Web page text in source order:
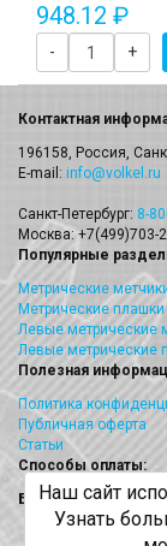
948.12 ₽
- +
Контактная
196158, Россия,
E-mail: info@volkel.ru
Санкт-Петербург: 8-
Москва: +7(499)703-
Популярные
Метрические
Метрические плашки
Левые метрические
Левые метрические
Полезная
Политика
Публичная оферта
Статьи
Способы оплаты:
Безналичный
Volkel
Наш сайт
Узнать